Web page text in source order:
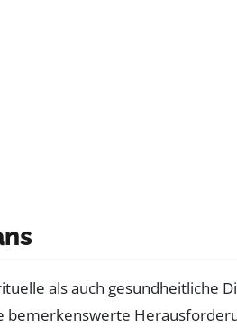
als auch gesundheitliche
bemerkenswerte